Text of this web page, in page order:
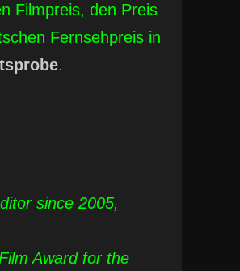
Filmpreis, den Preis
Fernsehpreis in
probe.
since 2005,
Award for the